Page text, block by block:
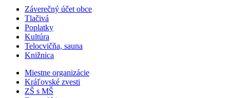
Záverečný účet obce
Tlačivá
Poplatky
Kultúra
Telocvičňa, sauna
Knižnica
Miestne organizácie
Kráľovské zvesti
ZŠ s MŠ